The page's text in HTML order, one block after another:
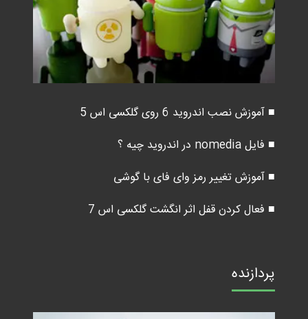
■ آموزش نصب اندروید 6 روی گلکسی اس 5
■ فایل nomedia در اندروید چیه ؟
■ آموزش تغییر رمز وای فای با گوشی
■ فعال کردن قفل اثر انگشت گلکسی اس 7
پردازنده